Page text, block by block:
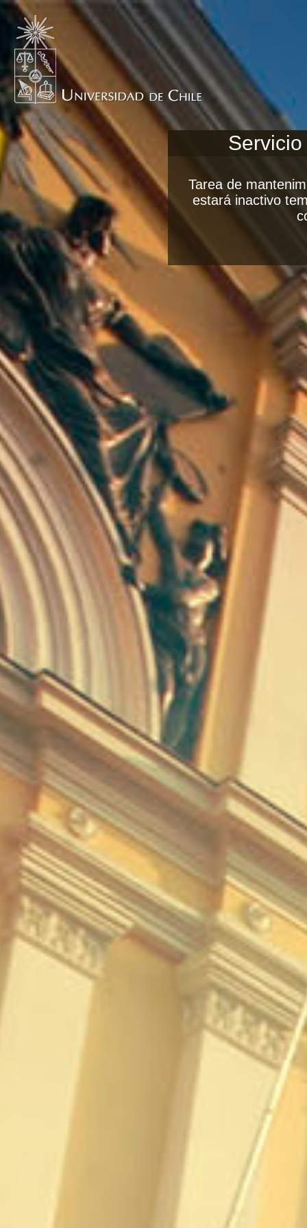
Tarea de
estará inactivo